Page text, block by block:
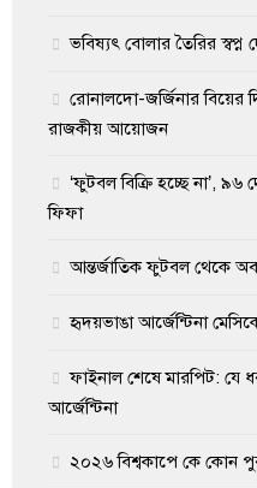
ভবিষ্যৎ বোলার তৈরির স্বপ্ন
রোনালদো-জর্জিনার বিয়ের
রাজকীয় আয়োজন
‘ফুটবল বিক্রি হচ্ছে না’, ৯৬
ফিফা
আন্তর্জাতিক ফুটবল থেকে
হৃদয়ভাঙা আর্জেন্টিনা
ফাইনাল শেষে মারপিট: যে
আর্জেন্টিনা
২০২৬ বিশ্বকাপে কে কোন